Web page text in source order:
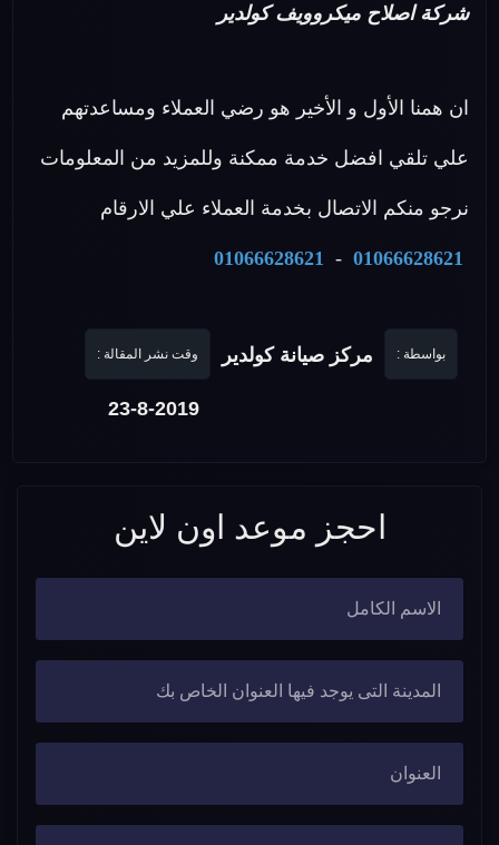
شركة اصلاح ميكروويف كولدير
ان همنا الأول و الأخير هو رضي العملاء ومساعدتهم
علي تلقي افضل خدمة ممكنة وللمزيد من المعلومات
نرجو منكم الاتصال بخدمة العملاء علي الارقام
01066628621
-
01066628621
بواسطة : مركز صيانة كولدير وقت نشر المقالة :
23-8-2019
احجز موعد اون لاين